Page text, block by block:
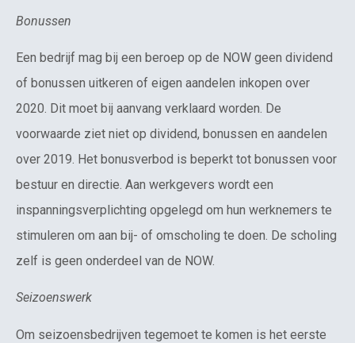
Bonussen
Een bedrijf mag bij een beroep op de NOW geen dividend
of bonussen uitkeren of eigen aandelen inkopen over
2020. Dit moet bij aanvang verklaard worden. De
voorwaarde ziet niet op dividend, bonussen en aandelen
over 2019. Het bonusverbod is beperkt tot bonussen voor
bestuur en directie. Aan werkgevers wordt een
inspanningsverplichting opgelegd om hun werknemers te
stimuleren om aan bij- of omscholing te doen. De scholing
zelf is geen onderdeel van de NOW.
Seizoenswerk
Om seizoensbedrijven tegemoet te komen is het eerste